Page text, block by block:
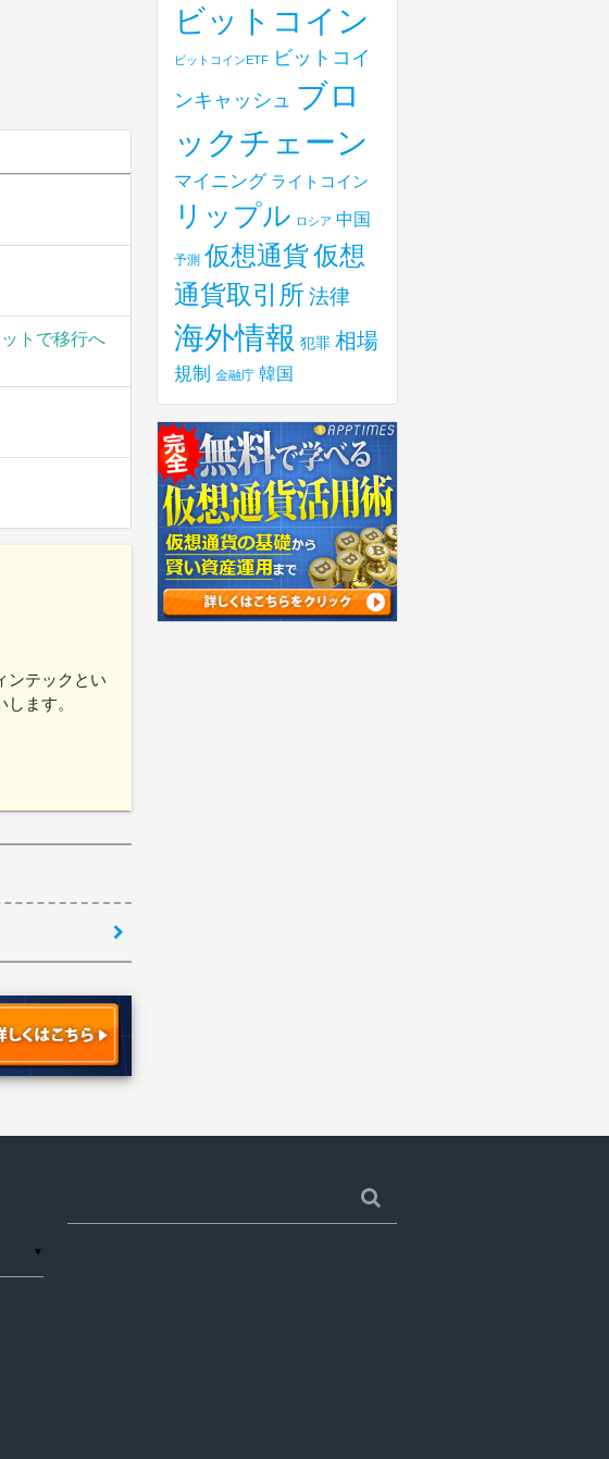
トで移行へ
ンテックとい
ます。
ビットコイン
ビットコインETF
ビットコイ
ンキャッシュ ブロ
ックチェーン
マイニング ライトコイン
リップル ロシア 中国
予測 仮想通貨仮想
通貨取引所 法律
海外情報 犯罪 相場
規制 金融庁 韓国
▼
索: